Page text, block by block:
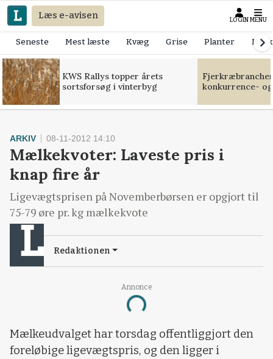
Læs e-avisen LOGIN MENU
Seneste Mest læste Kvæg Grise Planter
KWS Rallys topper årets
sortsforsøg i vinterbyg
konkurrence-
Annonce
Loading...
ARKIV 08-11-2012 14:10
Mælkekvoter: Laveste pris i
knap fire år
Ligevægtsprisen på Novemberbørsen er opgjort til
75-79 øre pr. kg mælkekvote
Redaktionen
Mælkeudvalget har torsdag offentliggjort den
foreløbige ligevægtspris, og den ligger i